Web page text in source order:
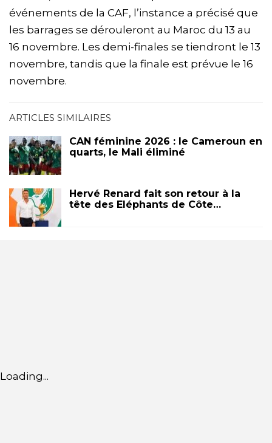
événements de la CAF, l’instance a précisé que
les barrages se dérouleront au Maroc du 13 au
16 novembre. Les demi-finales se tiendront le 13
novembre, tandis que la finale est prévue le 16
novembre.
ARTICLES SIMILAIRES
CAN féminine 2026 : le Cameroun en
quarts, le Mali éliminé
Hervé Renard fait son retour à la
tête des Eléphants de Côte…
Loading...